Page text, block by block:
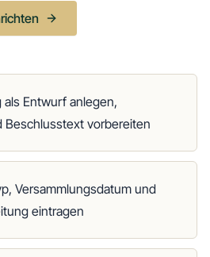
als Entwurf anlegen,
Beschlusstext vorbereiten
Versammlungsdatum und
eintragen